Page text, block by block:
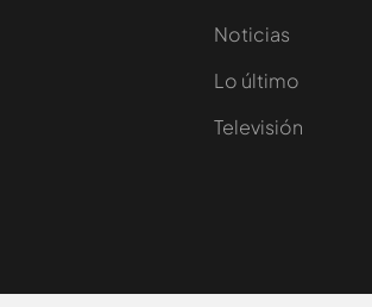
Noticias
Lo último
Televisión